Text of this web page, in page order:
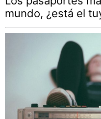
mundo, ¿está el